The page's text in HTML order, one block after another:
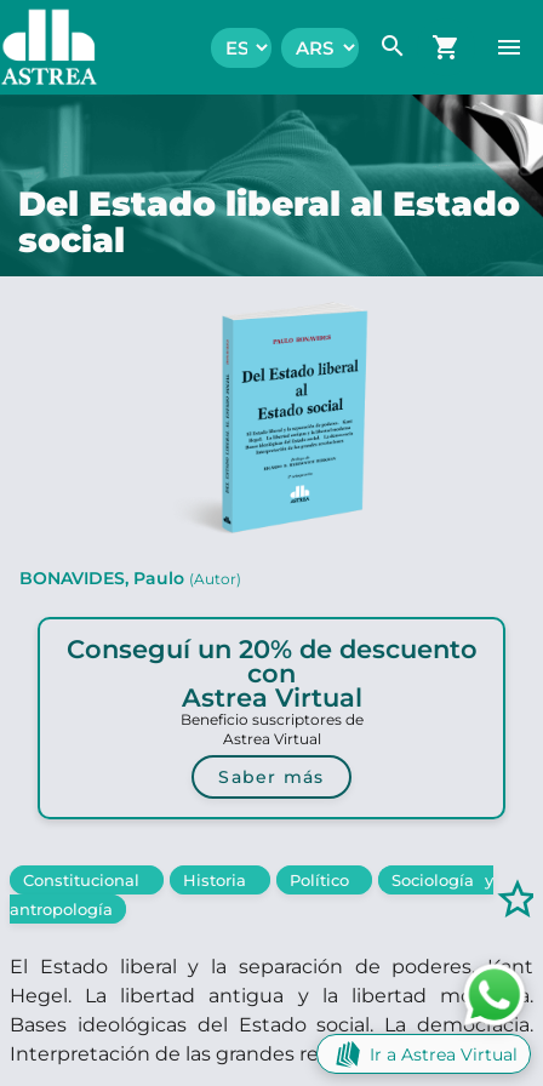
search shopping_cart menu
Del Estado liberal al Estado
social
BONAVIDES, Paulo (Autor)
Conseguí un 20% de descuento
con
Astrea Virtual
Beneficio suscriptores de
Astrea Virtual
Saber más
Constitucional Historia Político
Sociología y
antropología
star_border
El Estado liberal y la separación de poderes. Kant
Hegel. La libertad antigua y la libertad moderna.
Bases ideológicas del Estado social. La democracia.
Interpretación de las grandes revoluciones.Ir a Astrea Virtual